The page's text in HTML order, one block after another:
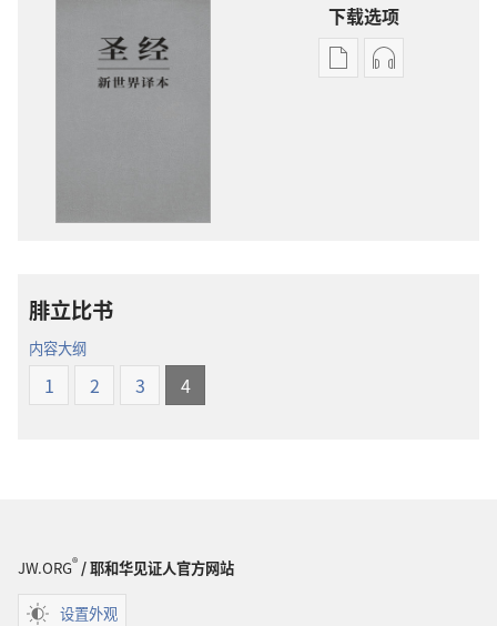
下载选项
电
录
腓立比书
内容大纲
1 2 3 4
JW.ORG® / 耶和华见证人官方网站
设置外观